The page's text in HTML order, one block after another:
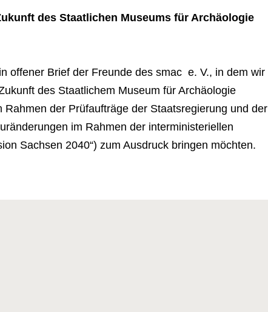
des Staatlichen Museums für Archäologie
offener Brief der Freunde des smac e. V., in dem wir
des Staatlichem Museum für Archäologie
Rahmen der Prüfaufträge der Staatsregierung und der
im Rahmen der interministeriellen
Sachsen 2040“) zum Ausdruck bringen möchten.